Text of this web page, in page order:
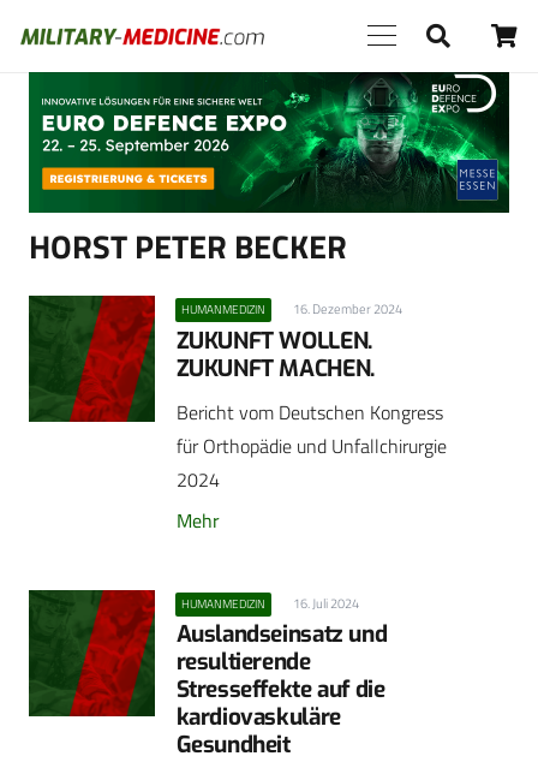
Anzeige
HORST PETER BECKER
HUMANMEDIZIN 16. Dezember 2024
ZUKUNFT WOLLEN.
ZUKUNFT MACHEN.
Bericht vom Deutschen Kongress
für Orthopädie und Unfallchirurgie
2024
Mehr
HUMANMEDIZIN 16. Juli 2024
Auslandseinsatz und
resultierende
Stresseffekte auf die
kardiovaskuläre
Gesundheit